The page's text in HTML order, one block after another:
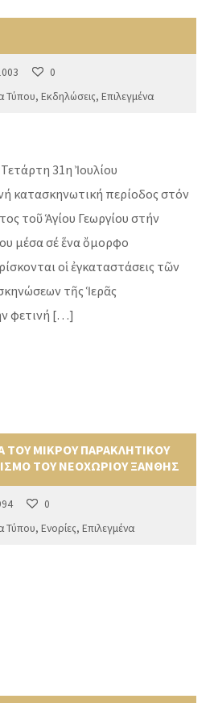
0
Τύπου,Εκδηλώσεις,Επιλεγμένα
31η Ἰουλίου
κατασκηνωτική περίοδος στόν
τοῦ Ἁγίου Γεωργίου στήν
μέσα σέ ἕνα ὄμορφο
οἱ ἐγκαταστάσεις τῶν
τῆς Ἱερᾶς
φετινή […]
ΤΟΥ ΜΙΚΡΟΥ ΠΑΡΑΚΛΗΤΙΚΟΥ
ΤΟΥ ΝΕΟΧΩΡΙΟΥ ΞΑΝΘΗΣ
0
Τύπου,Ενορίες,Επιλεγμένα